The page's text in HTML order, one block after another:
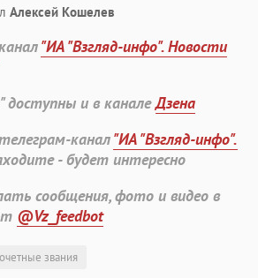
Алексей Кошелев
"ИА "Взгляд-инфо". Новости
доступны и в каналеДзена
канал"ИА "Взгляд-инфо".
- будет интересно
сообщения, фото и видео в
@Vz_feedbot
звания